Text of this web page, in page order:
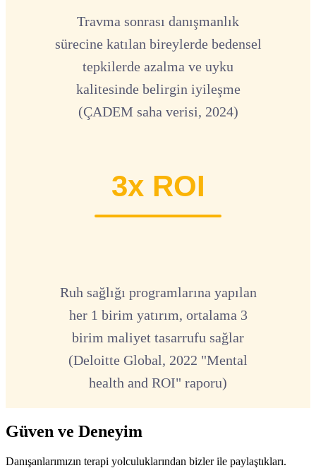
Travma sonrası danışmanlık
sürecine katılan bireylerde bedensel
tepkilerde azalma ve uyku
kalitesinde belirgin iyileşme
(ÇADEM saha verisi, 2024)
3x ROI
Ruh sağlığı programlarına yapılan
her 1 birim yatırım, ortalama 3
birim maliyet tasarrufu sağlar
(Deloitte Global, 2022 "Mental
health and ROI" raporu)
Güven ve Deneyim
Danışanlarımızın terapi yolculuklarından bizler ile paylaştıkları.